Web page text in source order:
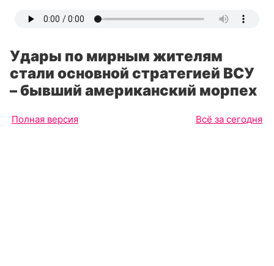
Удары по мирным жителям
стали основной стратегией ВСУ
– бывший американский морпех
Полная версия Всё за сегодня